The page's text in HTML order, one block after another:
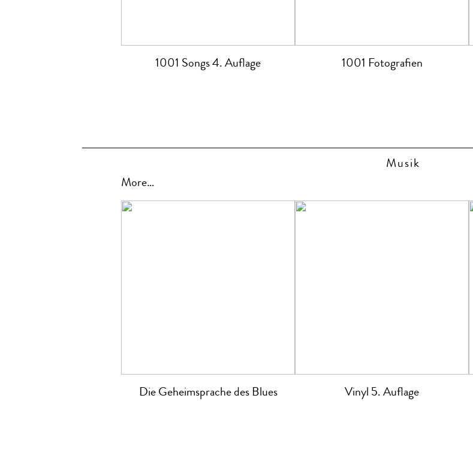
1001 Songs 4. Auflage 1001 Fotografien
Musik
More…
Die Geheimsprache des Blues Vinyl 5. Auflage